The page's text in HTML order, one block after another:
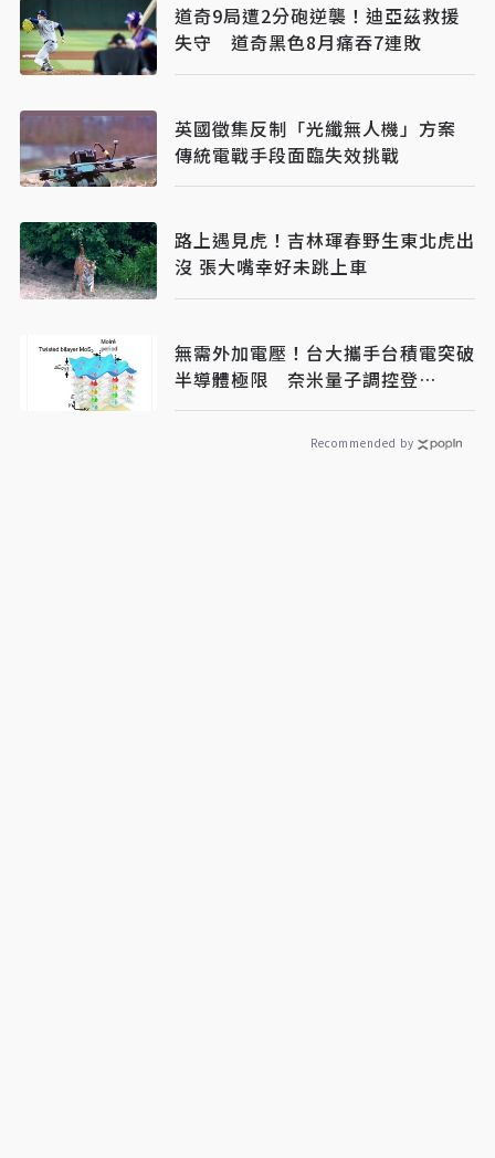
道奇9局遭2分砲逆襲！迪亞茲救援
失守 道奇黑色8月痛吞7連敗
英國徵集反制「光纖無人機」方案
傳統電戰手段面臨失效挑戰
路上遇見虎！吉林琿春野生東北虎出
沒 張大嘴幸好未跳上車
無需外加電壓！台大攜手台積電突破
半導體極限 奈米量子調控登
《Nature》
Recommended by